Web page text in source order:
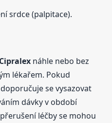
srdce (palpitace).
Cipralex náhle nebo bez
lékařem. Pokud
se vysazovat
dávky v období
léčby se mohou